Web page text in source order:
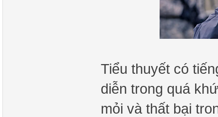
Tiểu thuyết có
diễn trong quá
mỏi và thất bại